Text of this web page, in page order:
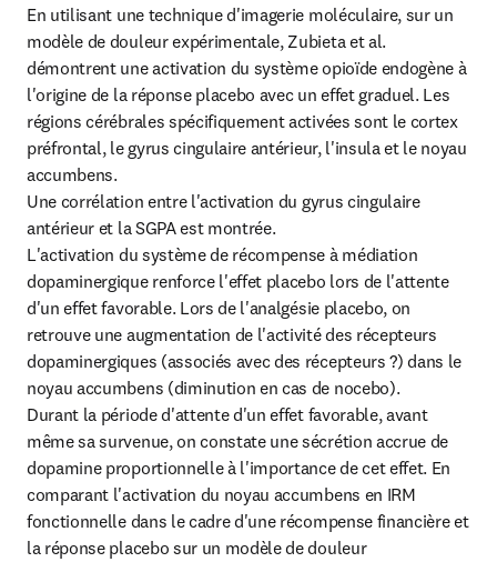
En utilisant une technique d'imagerie moléculaire, sur un
modèle de douleur expérimentale, Zubieta et al.
démontrent une activation du système opioïde endogène à
l'origine de la réponse placebo avec un effet graduel. Les
régions cérébrales spécifiquement activées sont le cortex
préfrontal, le gyrus cingulaire antérieur, l'insula et le noyau
accumbens.
Une corrélation entre l'activation du gyrus cingulaire
antérieur et la SGPA est montrée.
L'activation du système de récompense à médiation
dopaminergique renforce l'effet placebo lors de l'attente
d'un effet favorable. Lors de l'analgésie placebo, on
retrouve une augmentation de l'activité des récepteurs
dopaminergiques (associés avec des récepteurs ?) dans le
noyau accumbens (diminution en cas de nocebo).
Durant la période d'attente d'un effet favorable, avant
même sa survenue, on constate une sécrétion accrue de
dopamine proportionnelle à l'importance de cet effet. En
comparant l'activation du noyau accumbens en IRM
fonctionnelle dans le cadre d'une récompense financière et
la réponse placebo sur un modèle de douleur